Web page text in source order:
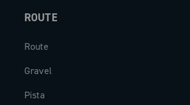
ROUTE
Route
Gravel
Pista